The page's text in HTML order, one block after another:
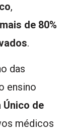
,
mais de 80%
.
das
ensino
Único de
médicos